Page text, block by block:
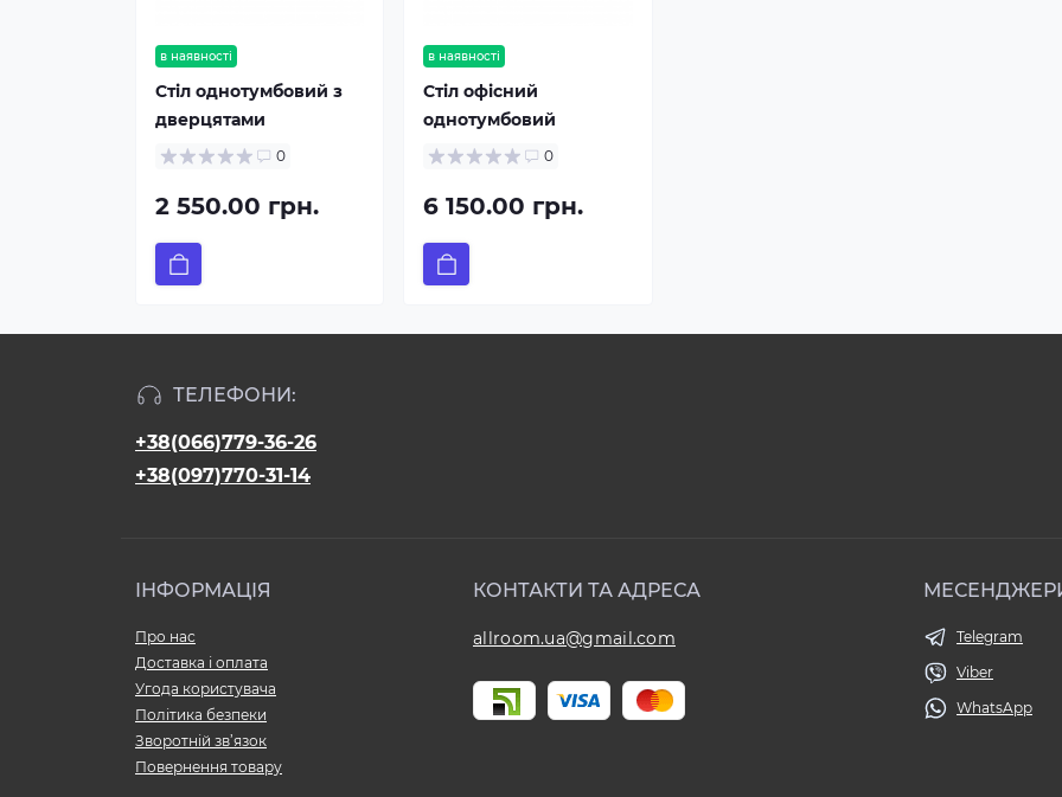
в наявності
Стіл однотумбовий з
дверцятами
0
2 550.00 грн.
в наявності
Стіл офісний
однотумбовий
0
6 150.00 грн.
ТЕЛЕФОНИ:
+38(066)779-36-26
+38(097)770-31-14
ІНФОРМАЦІЯ
Про нас
Доставка і оплата
Угода користувача
Політика безпеки
Зворотній зв’язок
Повернення товару
КОНТАКТИ ТА АДРЕСА
allroom.ua@gmail.com
Telegram
Viber
WhatsApp